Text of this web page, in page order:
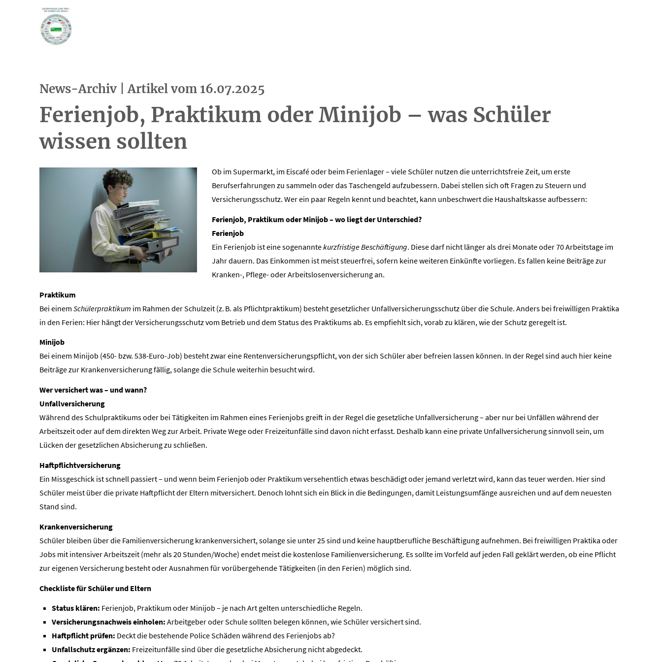
News-Archiv | Artikel vom 16.07.2025
Ferienjob, Praktikum oder Minijob – was Schüler
wissen sollten
Ob im Supermarkt, im Eiscafé oder beim Ferienlager – viele Schüler nutzen die unterrichtsfreie Zeit, um erste
Berufserfahrungen zu sammeln oder das Taschengeld aufzubessern. Dabei stellen sich oft Fragen zu Steuern und
Versicherungsschutz. Wer ein paar Regeln kennt und beachtet, kann unbeschwert die Haushaltskasse aufbessern:
Ferienjob, Praktikum oder Minijob – wo liegt der Unterschied?
Ferienjob
Ein Ferienjob ist eine sogenanntekurzfristige Beschäftigung. Diese darf nicht länger als drei Monate oder 70 Arbeitstage im
Jahr dauern. Das Einkommen ist meist steuerfrei, sofern keine weiteren Einkünfte vorliegen. Es fallen keine Beiträge zur
Kranken-, Pflege- oder Arbeitslosenversicherung an.
Praktikum
Bei einem Schülerpraktikum im Rahmen der Schulzeit (z. B. als Pflichtpraktikum) besteht gesetzlicher Unfall­ver­si­che­rungsschutz über die Schule. Anders bei freiwilligen Praktika
in den Ferien: Hier hängt der Versicherungsschutz vom Betrieb und dem Status des Praktikums ab. Es empfiehlt sich, vorab zu klären, wie der Schutz geregelt ist.
Minijob
Bei einem Minijob (450- bzw. 538-Euro-Job) besteht zwar eine Rentenversicherungspflicht, von der sich Schüler aber befreien lassen können. In der Regel sind auch hier keine
Beiträge zur Kranken­ver­si­che­rung fällig, solange die Schule weiterhin besucht wird.
Wer versichert was – und wann?
Unfall­ver­si­che­rung
Während des Schulpraktikums oder bei Tätigkeiten im Rahmen eines Ferienjobs greift in der Regel die gesetzliche Unfall­ver­si­che­rung – aber nur bei Unfällen während der
Arbeitszeit oder auf dem direkten Weg zur Arbeit. Private Wege oder Freizeitunfälle sind davon nicht erfasst. Deshalb kann eine private Unfall­ver­si­che­rung sinnvoll sein, um
Lücken der gesetzlichen Absicherung zu schließen.
Haft­pflichtversicherung
Ein Missgeschick ist schnell passiert – und wenn beim Ferienjob oder Praktikum versehentlich etwas beschädigt oder jemand verletzt wird, kann das teuer werden. Hier sind
Schüler meist über die private Haft­pflicht der Eltern mitversichert. Denoch lohnt sich ein Blick in die Bedingungen, damit Leistungsumfänge ausreichen und auf dem neuesten
Stand sind.
Kranken­ver­si­che­rung
Schüler bleiben über die Familienversicherung krankenversichert, solange sie unter 25 sind und keine hauptberufliche Beschäftigung aufnehmen. Bei freiwilligen Praktika oder
Jobs mit intensiver Arbeitszeit (mehr als 20 Stunden/Woche) endet meist die kostenlose Familienversicherung. Es sollte im Vorfeld auf jeden Fall geklärt werden, ob eine Pflicht
zur eigenen Versicherung besteht oder Ausnahmen für vorübergehende Tätigkeiten (in den Ferien) möglich sind.
Checkliste für Schüler und Eltern
Status klären: Ferienjob, Praktikum oder Minijob – je nach Art gelten unterschiedliche Regeln.
Versicherungsnachweis einholen: Arbeitgeber oder Schule sollten belegen können, wie Schüler versichert sind.
Haft­pflicht prüfen: Deckt die bestehende Police Schäden während des Ferienjobs ab?
Unfallschutz ergänzen: Freizeitunfälle sind über die gesetzliche Absicherung nicht abgedeckt.